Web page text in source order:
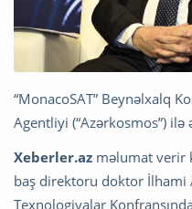
“MonacoSAT” Beynəlxalq
Agentliyi (“Azərkosmos”) ilə
Xeberler.az məlumat verir
baş direktoru doktor İlhami
Texnologiyalar